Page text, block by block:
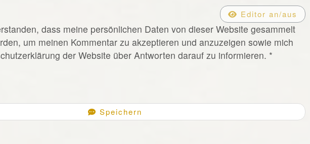
Editor an/aus
dass meine persönlichen Daten von dieser Website gesammelt
um meinen Kommentar zu akzeptieren und anzuzeigen sowie mich
der Website über Antworten darauf zu informieren. *
Speichern